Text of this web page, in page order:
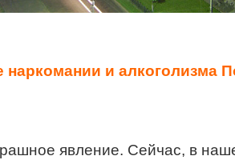
наркомании и алкоголизма
явление. Сейчас, в